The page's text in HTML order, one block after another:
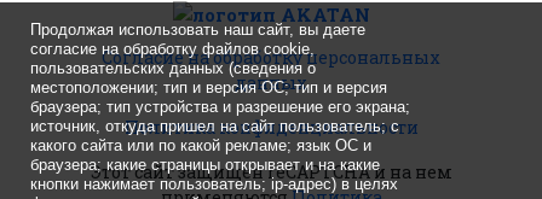
Согласие на обработку персональных
данных
Политика конфиденциальности
Этот сайт защищен reCAPTCHAи на нем
Продолжая использовать наш сайт, вы даете
согласие на обработку файлов cookie,
пользовательских данных (сведения о
местоположении; тип и версия ОС; тип и версия
браузера; тип устройства и разрешение его экрана;
источник, откуда пришел на сайт пользователь; с
какого сайта или по какой рекламе; язык ОС и
браузера; какие страницы открывает и на какие
кнопки нажимает пользователь; ip-адрес) в целях